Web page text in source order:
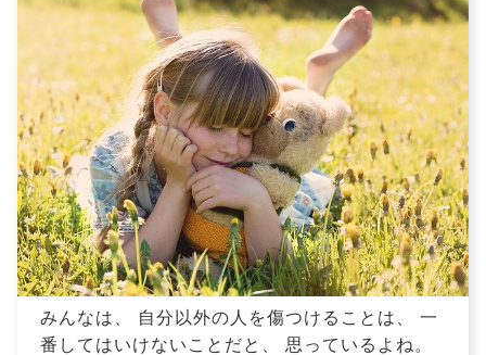
みんなは、 自分以外の人を傷つけることは、 一
番してはいけないことだと、 思っているよね。